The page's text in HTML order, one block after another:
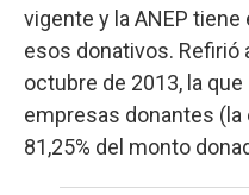
vigente y la ANEP
esos donativos. Refirió
octubre de 2013, la
empresas donantes
81,25% del monto